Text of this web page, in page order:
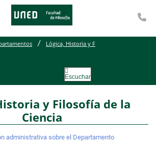
Lógica, Historia y F
Escuchar
y Filosofía de la
Ciencia
administrativa sobre el Departamento